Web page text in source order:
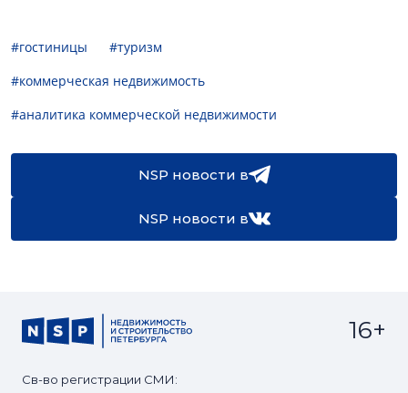
#гостиницы
#туризм
#коммерческая недвижимость
#аналитика коммерческой недвижимости
NSP новости в
NSP новости в
Св-во регистрации СМИ:
16+